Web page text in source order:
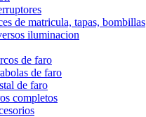
de matricula, tapas, bombillas
iluminacion
de faro
de faro
de faro
completos